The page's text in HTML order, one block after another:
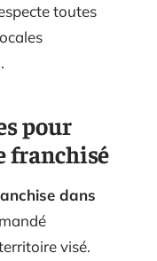
toutes
pour
franchisé
dans
visé.